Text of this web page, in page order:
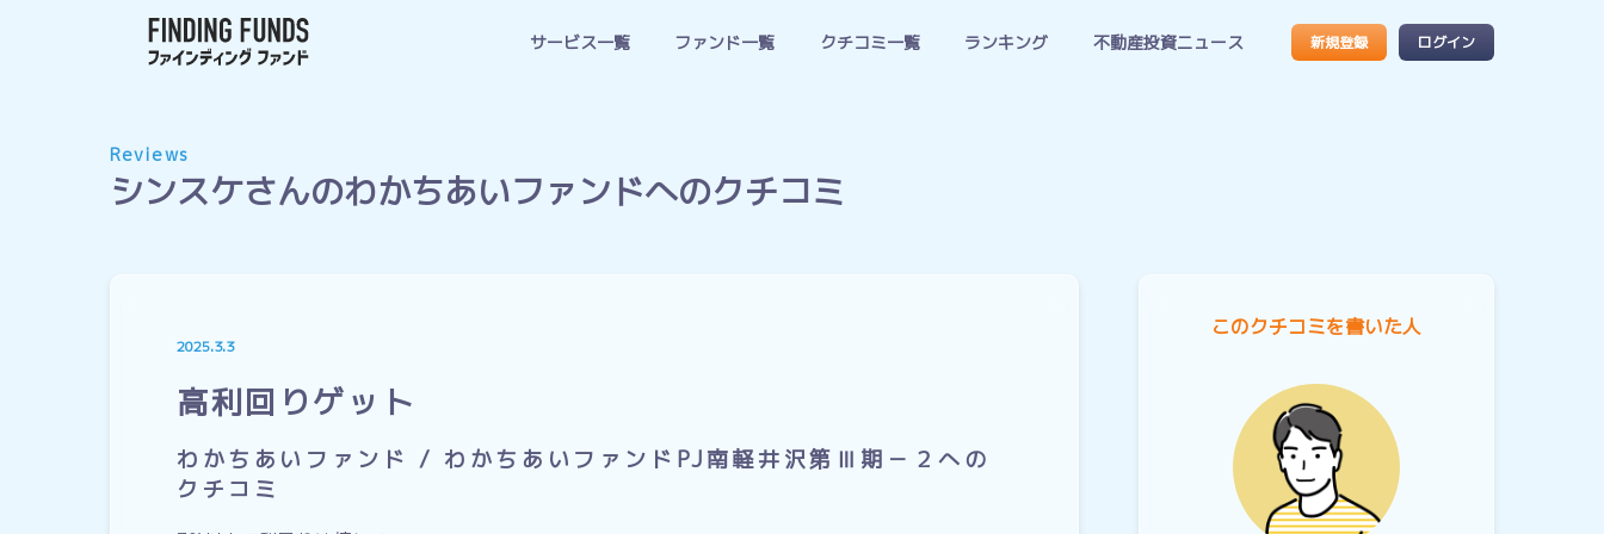
サービス一覧 ファンド一覧 クチコミ一覧 ランキング 不動産投資ニュース 新規登録 ログイン
Reviews
シンスケさんのわかちあいファンドへのクチコミ
2025.3.3
高利回りゲット
わかちあいファンド / わかちあいファンドPJ南軽井沢第Ⅲ期－２への
クチコミ
このクチコミを書いた人